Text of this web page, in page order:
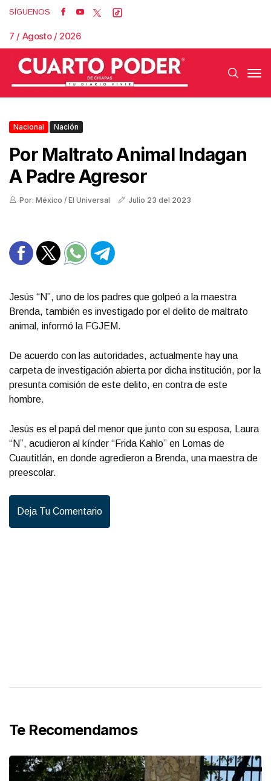
SÍGUENOS
7 / Agosto / 2026
Nacional Nación
Por Maltrato Animal Indagan
A Padre Agresor
Por: México / El Universal Julio 23 del 2023
Jesús “N”, uno de los padres que golpeó a la maestra
Brenda, también es investigado por el delito de maltrato
animal, informó la FGJEM.
De acuerdo con las autoridades, actualmente hay una
carpeta de investigación abierta por dicha institución, por la
presunta comisión de este delito, en contra de este
hombre.
Jesús es el papá del menor que junto con su esposa, Laura
“N”, acudieron al kínder “Frida Kahlo” en Lomas de
Cuautitlán, en donde agredieron a Brenda, una maestra de
preescolar.
Deja Tu Comentario
Te Recomendamos